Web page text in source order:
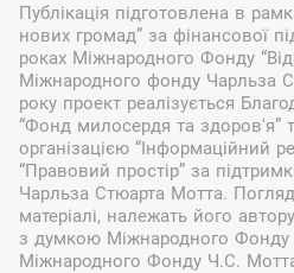
Публікація підготовлена в
нових громад” за фінансової
роках Міжнародного Фонду
Міжнародного фонду Чарльза
року проект реалізується
“Фонд милосердя та здоров'я”
організацією “Інформаційний
“Правовий простір” за
Чарльза Стюарта Мотта.
матеріалі, належать його
з думкою Міжнародного Фонду
Міжнародного Фонду Ч.С.